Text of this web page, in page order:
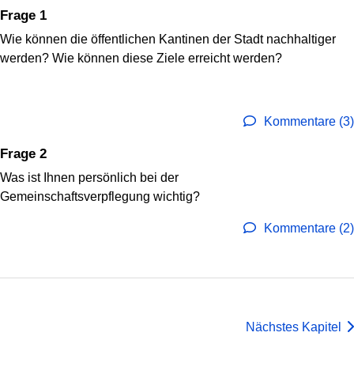
Frage 1
Wie können die öffentlichen Kantinen der Stadt nachhaltiger
werden? Wie können diese Ziele erreicht werden?
Kommentare (3)
Frage 2
Was ist Ihnen persönlich bei der
Gemeinschaftsverpflegung wichtig?
Kommentare (2)
Nächstes Kapitel